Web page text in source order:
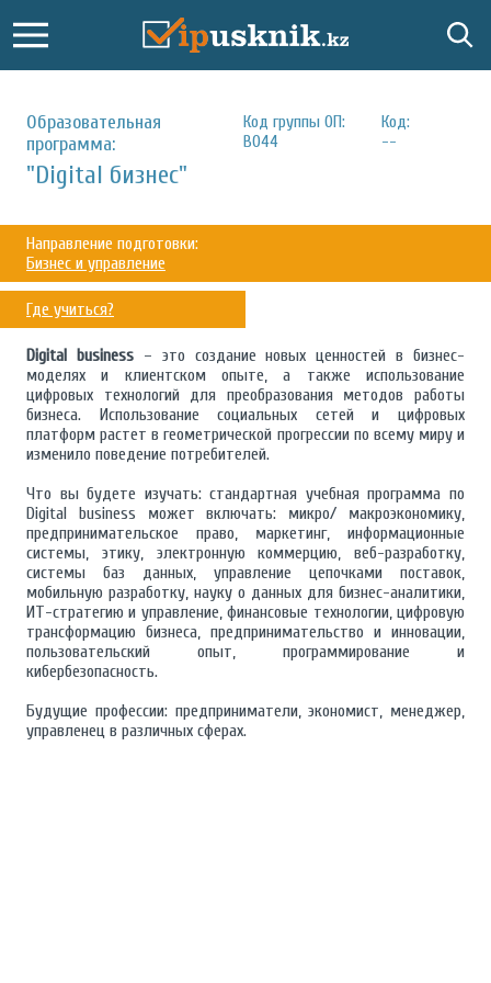
Образовательная
программа:
Код группы ОП:
B044
Код:
--
"Digital бизнес"
Направление подготовки:
Бизнес и управление
Где учиться?
Digital business– это создание новых ценностей в бизнес-
моделях и клиентском опыте, а также использование
цифровых технологий для преобразования методов работы
бизнеса. Использование социальных сетей и цифровых
платформ растет в геометрической прогрессии по всему миру и
изменило поведение потребителей.
Что вы будете изучать: стандартная учебная программа по
Digital business может включать: микро/ макроэкономику,
предпринимательское право, маркетинг, информационные
системы, этику, электронную коммерцию, веб-разработку,
системы баз данных, управление цепочками поставок,
мобильную разработку, науку о данных для бизнес-аналитики,
ИТ-стратегию и управление, финансовые технологии, цифровую
трансформацию бизнеса, предпринимательство и инновации,
пользовательский опыт, программирование и
кибербезопасность.
Будущие профессии: предприниматели, экономист, менеджер,
управленец в различных сферах.